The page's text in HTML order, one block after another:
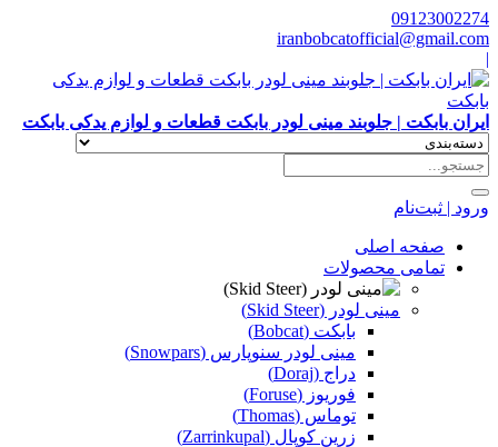
09123002274
iranbobcatofficial@gmail.com
|
ایران بابکت | جلوبند مینی لودر بابکت قطعات و لوازم یدکی بابکت
ورود | ثبت‌نام
صفحه اصلی
تمامی محصولات
مینی لودر (Skid Steer)
بابکت (Bobcat)
مینی لودر سنوپارس (Snowpars)
دراج (Doraj)
فوریوز (Foruse)
توماس (Thomas)
زرین کوپال (Zarrinkupal)